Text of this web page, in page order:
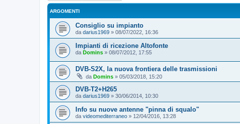
ARGOMENTI
Consiglio su impianto
da darius1969 » 08/07/2022, 16:36
Impianti di ricezione Altofonte
da Domins » 08/07/2012, 17:55
DVB-S2X, la nuova frontiera delle trasmissioni
da Domins » 05/03/2018, 15:20
DVB-T2+H265
da darius1969 » 30/06/2014, 10:30
Info su nuove antenne "pinna di squalo"
da videomediterraneo » 12/04/2016, 13:28